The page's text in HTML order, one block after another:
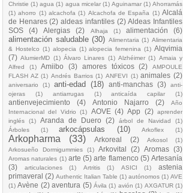
Christie (1) agua (1) agua micelar (1) Aguinamar (1) Ahorramás
(1) ahorro (1) alcachofa (1) Alcachofa de España (1) Alcalá
de Henares (2) aldeas infantiles (2) Aldeas Infantiles
SOS
(4) Alergias (2) Alhaja (1) alimentación (6)
alimentación saludable (30) Alimentaria (1) Alimentaria
& Hostelco (1) alopecia (1) alopecia femenina (1) Alqvimia
(7) AlumierMD (1) Álvaro Linares (1) Alzhéimer (1) Amaia y
Alfred
(1) Amiibo (3) amores tóxicos (2)
AMPOULE
FLASH AZ (1) Andrés Barrios (1) ANFEVI (1) animales (2)
aniversario (1) anti-edad (18) anti-manchas (3)
anti-
ojeras
(1) antiarrugas (1) anticaída capilar (1)
antienvejecimiento (4) Antonio Najarro (2)
Año
Internacional del Vidrio
(1) AOVE (4) App (2) aprender
inglés
(1) Aranda de Duero (2) árbol de Navidad
(1)
Árboles
(1) arkocápsulas (10) Arkoflex (1)
Arkopharma (33) Arkoreal (2) Arkosol
(1)
Arkosueño Dormigummies
(1) Arkovital (2) Aromas (3)
Aromas naturales (1) arte (5) arte flamenco (5) Artesanía
(3)
articulaciones (1) Artritis (1) ASICI (1)
astenia
primaveral (2) Authentic Italian Table (1) autónomos (1) AVE
(1) Avène (2) aventura (5) Ávila (1) avión (1) AXGATUR (1)